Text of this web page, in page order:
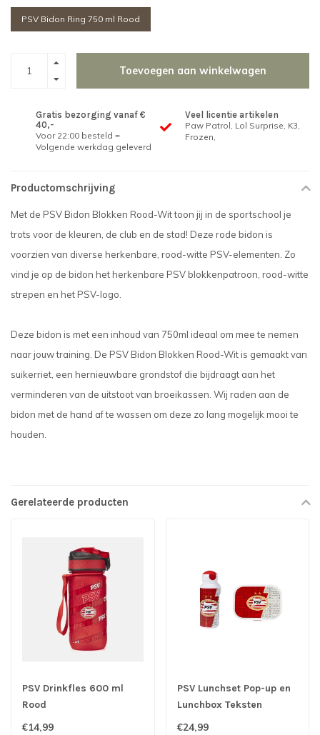
PSV Bidon Ring 750 ml Rood
Toevoegen aan winkelwagen
Gratis bezorging vanaf €
40,-
Voor 22:00 besteld =
Volgende werkdag geleverd
Veel licentie artikelen
Paw Patrol, Lol Surprise, K3,
Frozen,
Productomschrijving
Met de PSV Bidon Blokken Rood-Wit toon jij in de sportschool je
trots voor de kleuren, de club en de stad! Deze rode bidon is
voorzien van diverse herkenbare, rood-witte PSV-elementen. Zo
vind je op de bidon het herkenbare PSV blokkenpatroon, rood-witte
strepen en het PSV-logo.
Deze bidon is met een inhoud van 750ml ideaal om mee te nemen
naar jouw training. De PSV Bidon Blokken Rood-Wit is gemaakt van
suikerriet, een hernieuwbare grondstof die bijdraagt aan het
verminderen van de uitstoot van broeikassen. Wij raden aan de
bidon met de hand af te wassen om deze zo lang mogelijk mooi te
houden.
Gerelateerde producten
PSV Drinkfles 600 ml
Rood
€14,99
PSV Lunchset Pop-up en
Lunchbox Teksten
€24,99